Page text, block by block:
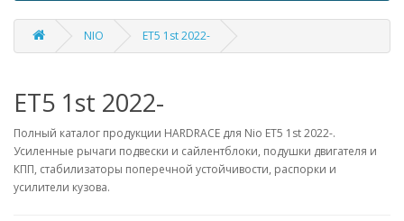
NIO ET5 1st 2022-
ET5 1st 2022-
Полный каталог продукции HARDRACE для Nio ET5 1st 2022-.
Усиленные рычаги подвески и сайлентблоки, подушки двигателя и
КПП, стабилизаторы поперечной устойчивости, распорки и
усилители кузова.